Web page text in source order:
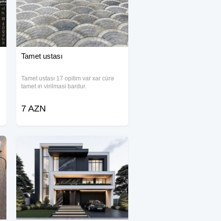
Tamet ustası
Tamet ustası 17 opitim var xar cürə
tamet ın virilmasi bardur.
7 AZN